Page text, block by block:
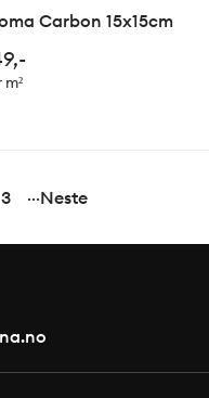
Carbon 15x15cm
m²
3 ...Neste